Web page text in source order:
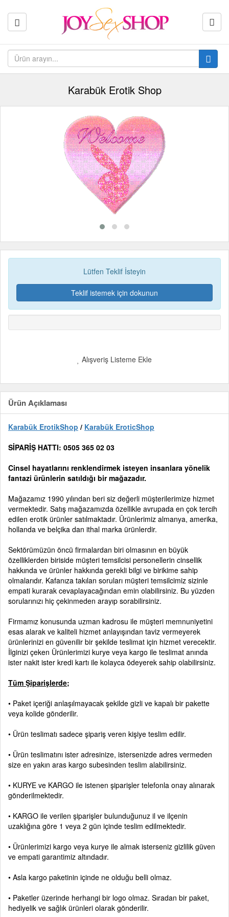
Karabük Erotik Shop
Lütfen Teklif İsteyin
Teklif istemek için dokunun
Alışveriş Listeme Ekle
Ürün Açıklaması
Karabük ErotikShop / Karabük EroticShop
SİPARİŞ HATTI: 0505 365 02 03
Cinsel hayatlarını renklendirmek isteyen insanlara yönelik
fantazi ürünlerin satıldığı bir mağazadır.
Mağazamız 1990 yılından beri siz değerli müşterilerimize hizmet
vermektedir. Satış mağazamızda özellikle avrupada en çok tercih
edilen erotik ürünler satılmaktadır. Ürünlerimiz almanya, amerika,
hollanda ve belçika dan ithal marka ürünlerdir.
Sektörümüzün öncü firmalardan biri olmasının en büyük
özelliklerden biriside müşteri temsilcisi personellerin cinsellik
hakkında ve ürünler hakkında gerekli bilgi ve birikime sahip
olmalarıdır. Kafanıza takılan soruları müşteri temsilcimiz sizinle
empati kurarak cevaplayacağından emin olabilirsiniz. Bu yüzden
sorularınızı hiç çekinmeden arayıp sorabilirsiniz.
Firmamız konusunda uzman kadrosu ile müşteri memnuniyetini
esas alarak ve kaliteli hizmet anlayışından taviz vermeyerek
ürünlerinizi en güvenilir bir şekilde teslimat için hizmet verecektir.
İlginizi çeken Ürünlerimizi kurye veya kargo ile teslimat anında
ister nakit ister kredi kartı ile kolayca ödeyerek sahip olabilirsiniz.
Tüm Şiparişlerde;
• Paket içeriği anlaşılmayacak şekilde gizli ve kapalı bir pakette
veya kolide gönderilir.
• Ürün teslimatı sadece şipariş veren kişiye teslim edilir.
• Ürün teslimatını ister adresinize, istersenizde adres vermeden
size en yakın aras kargo subesinden teslim alabilirsiniz.
• KURYE ve KARGO ile istenen şiparişler telefonla onay alınarak
gönderilmektedir.
• KARGO ile verilen şiparişler bulunduğunuz il ve ilçenin
uzaklığına göre 1 veya 2 gün içinde teslim edilmektedir.
• Ürünlerimizi kargo veya kurye ile almak isterseniz gizlilik güven
ve empati garantimiz altındadır.
• Asla kargo paketinin içinde ne olduğu belli olmaz.
• Paketler üzerinde herhangi bir logo olmaz. Sıradan bir paket,
hediyelik ve sağlık ürünleri olarak gönderilir.